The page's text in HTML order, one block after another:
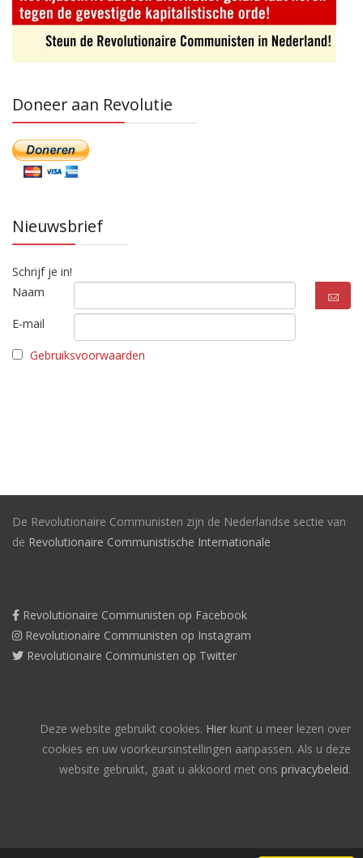
Doneer aan Revolutie
Nieuwsbrief
Schrijf je in!
Naam
E-mail
Gebruiksvoorwaarden
De Revolutionaire Communisten zijn de Nederlandse sectie van
de Revolutionaire Communistische Internationale
Revolutionaire Communisten op Facebook
Revolutionaire Communisten op Instagram
Revolutionaire Communisten op Twitter
Deze website gebruikt cookies. Hier kunt u meer lezen over
cookies en uw voorkeursinstellingen aanpassen. Als u deze
website gebruikt, gaat u akkoord met ons privacybeleid.